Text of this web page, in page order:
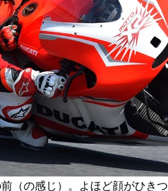
（の感じ）。よほど顔がひきつ